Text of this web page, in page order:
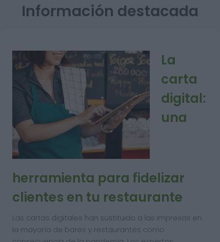
Información destacada
La
carta
digital:
una
herramienta para fidelizar
clientes en tu restaurante
Las cartas digitales han sustituido a las impresas en
la mayoría de bares y restaurantes como